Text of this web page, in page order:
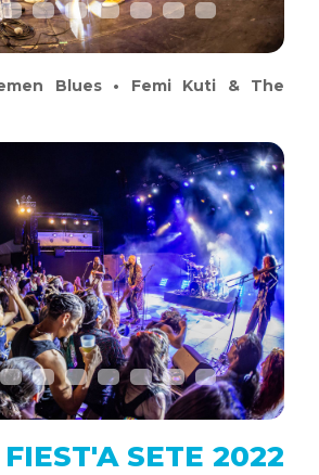
Blues • Femi Kuti & The
Next
SETE 2022